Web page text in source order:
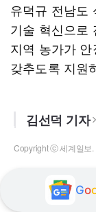
유덕규 전남도
기술 혁신으로
지역 농가가
갖추도록 지원
김선덕 기자
Copyright ⓒ 세계일보.
Go